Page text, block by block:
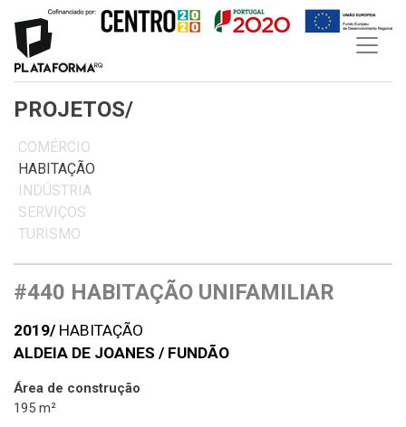
content
PROJETOS/
COMÉRCIO
HABITAÇÃO
INDÚSTRIA
SERVIÇOS
TURISMO
#440 HABITAÇÃO UNIFAMILIAR
2019/ HABITAÇÃO
ALDEIA DE JOANES / FUNDÃO
Área de construção
195 m²